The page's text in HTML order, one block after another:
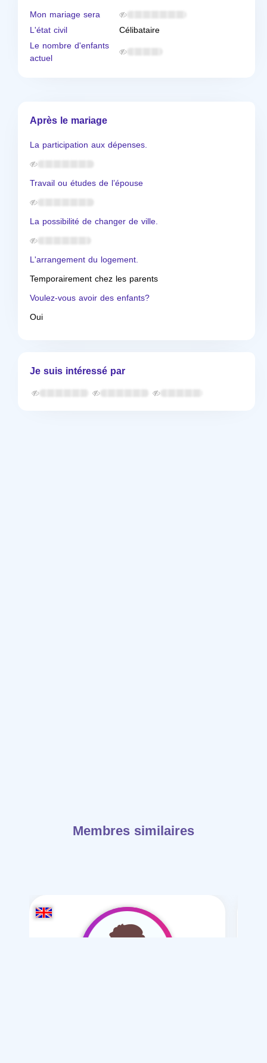
Mon mariage sera
L'état civil
Célibataire
Le nombre d'enfants
actuel
Après le mariage
La participation aux dépenses.
Travail ou études de l’épouse
La possibilité de changer de ville.
L'arrangement du logement.
Temporairement chez les parents
Voulez-vous avoir des enfants?
Oui
Je suis intéressé par
Membres similaires